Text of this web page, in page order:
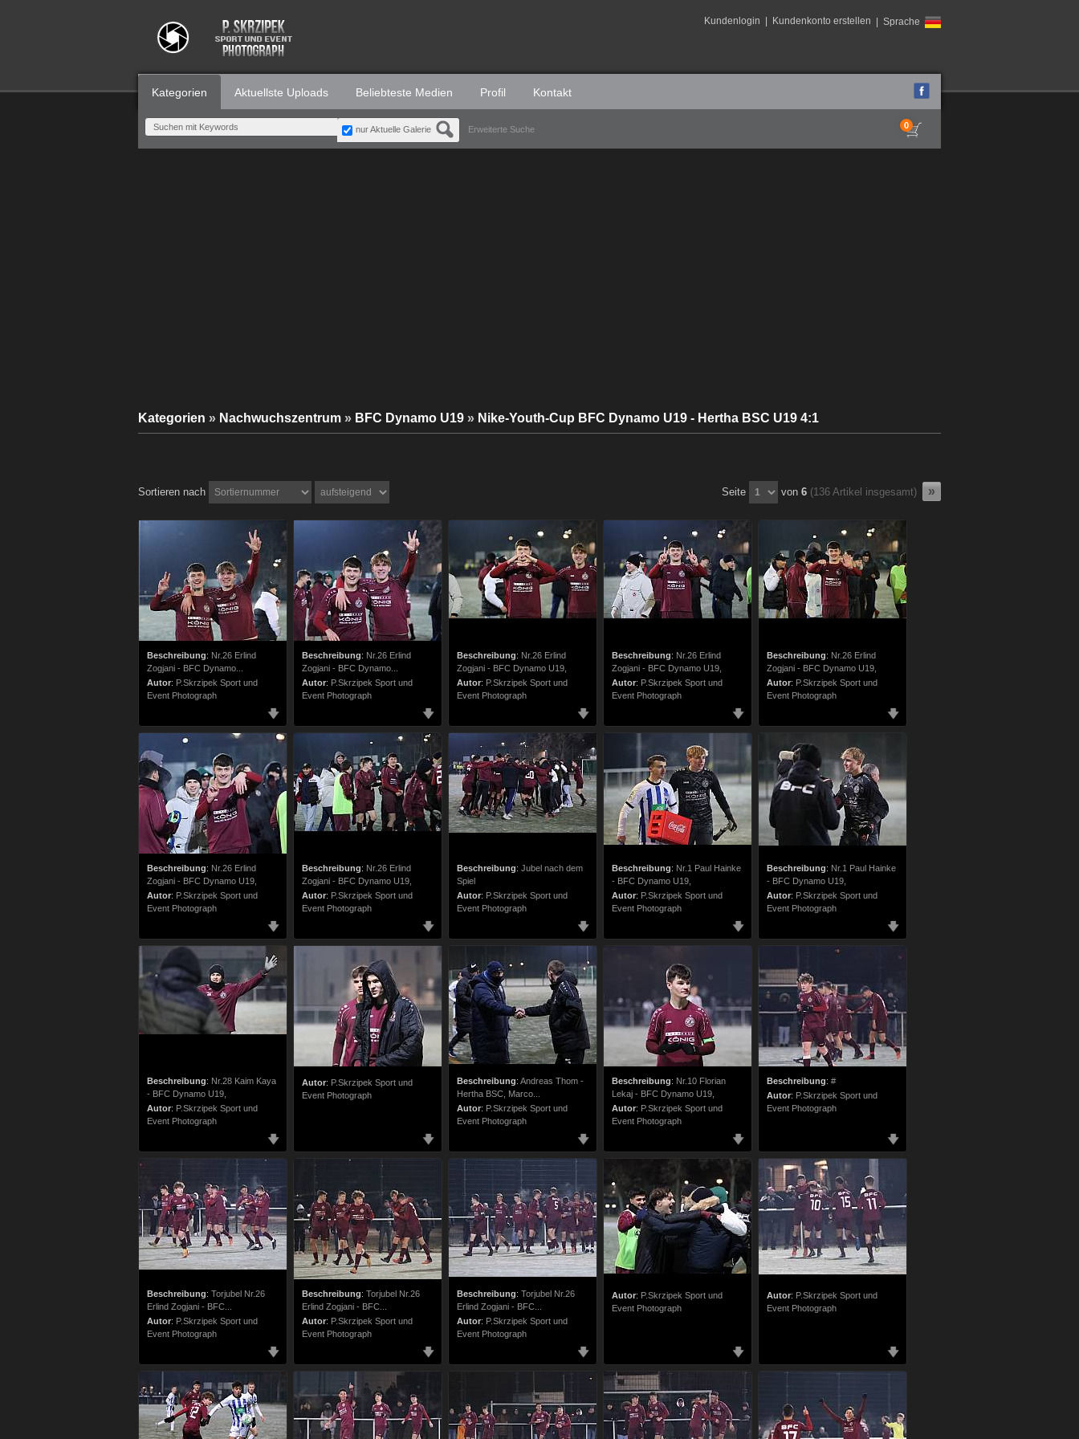
| Sprache
Kundenlogin Kundenkonto erstellen
Kategorien Aktuellste Uploads Beliebteste Medien Profil Kontakt
nur Aktuelle Galerie Erweiterte Suche 0
Kategorien » Nachwuchszentrum » BFC Dynamo U19 » Nike-Youth-Cup BFC Dynamo U19 - Hertha BSC U19 4:1
Sortieren nach Seite von 6 (136 Artikel insgesamt)
Beschreibung: Nr.26 Erlind
Zogjani - BFC Dynamo...
Autor: P.Skrzipek Sport und
Event Photograph
Beschreibung: Nr.26 Erlind
Zogjani - BFC Dynamo...
Autor: P.Skrzipek Sport und
Event Photograph
Beschreibung: Nr.26 Erlind
Zogjani - BFC Dynamo U19,
Autor: P.Skrzipek Sport und
Event Photograph
Beschreibung: Nr.26 Erlind
Zogjani - BFC Dynamo U19,
Autor: P.Skrzipek Sport und
Event Photograph
Beschreibung: Nr.26 Erlind
Zogjani - BFC Dynamo U19,
Autor: P.Skrzipek Sport und
Event Photograph
Beschreibung: Nr.26 Erlind
Zogjani - BFC Dynamo U19,
Autor: P.Skrzipek Sport und
Event Photograph
Beschreibung: Nr.26 Erlind
Zogjani - BFC Dynamo U19,
Autor: P.Skrzipek Sport und
Event Photograph
Beschreibung: Jubel nach dem
Spiel
Autor: P.Skrzipek Sport und
Event Photograph
Beschreibung: Nr.1 Paul Hainke
- BFC Dynamo U19,
Autor: P.Skrzipek Sport und
Event Photograph
Beschreibung: Nr.1 Paul Hainke
- BFC Dynamo U19,
Autor: P.Skrzipek Sport und
Event Photograph
Beschreibung: Nr.28 Kaim Kaya
- BFC Dynamo U19,
Autor: P.Skrzipek Sport und
Event Photograph
Autor: P.Skrzipek Sport und
Event Photograph
Beschreibung: Andreas Thom -
Hertha BSC, Marco...
Autor: P.Skrzipek Sport und
Event Photograph
Beschreibung: Nr.10 Florian
Lekaj - BFC Dynamo U19,
Autor: P.Skrzipek Sport und
Event Photograph
Beschreibung: #
Autor: P.Skrzipek Sport und
Event Photograph
Beschreibung: Torjubel Nr.26
Erlind Zogjani - BFC...
Autor: P.Skrzipek Sport und
Event Photograph
Beschreibung: Torjubel Nr.26
Erlind Zogjani - BFC...
Autor: P.Skrzipek Sport und
Event Photograph
Beschreibung: Torjubel Nr.26
Erlind Zogjani - BFC...
Autor: P.Skrzipek Sport und
Event Photograph
Autor: P.Skrzipek Sport und
Event Photograph
Autor: P.Skrzipek Sport und
Event Photograph